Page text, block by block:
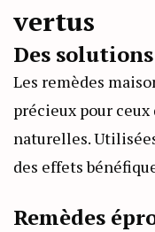
vertus
Des
Les remèdes
précieux pour
naturelles.
des effets
Remèdes